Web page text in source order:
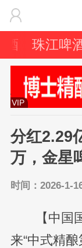
酒 珠江啤
VIP
分红2.29
万，金星
时间：2026-1-
【中
来“中式精酿